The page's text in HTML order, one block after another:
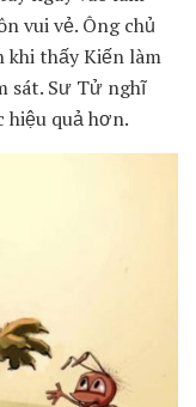
vui vẻ. Ông chủ
khi thấy Kiến làm
sát. Sư Tử nghĩ
hiệu quả hơn.